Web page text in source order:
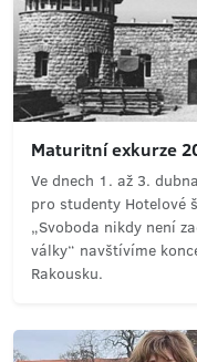
Maturitní exkurze
Ve dnech 1. až 3.
pro studenty Hotelové
„Svoboda nikdy není
války“ navštívíme
Rakousku.